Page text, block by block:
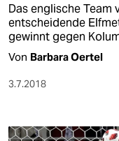
Das englische Team
entscheidende
gewinnt gegen
Von Barbara Oertel
3.7.2018